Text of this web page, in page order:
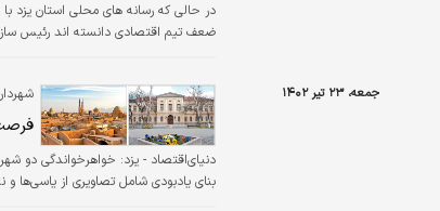
ضعف تیم اقتصادی دانسته اند رئیس
جمعه، ۲۳ تیر ۱۴۰۲
دنیای‌اقتصاد - یزد:
بنای یادبودی شامل تصاویری از یاسی‌‌‌‌ها و نماد شیپور لهل شهر یاسبرین در ۱۳۹۱